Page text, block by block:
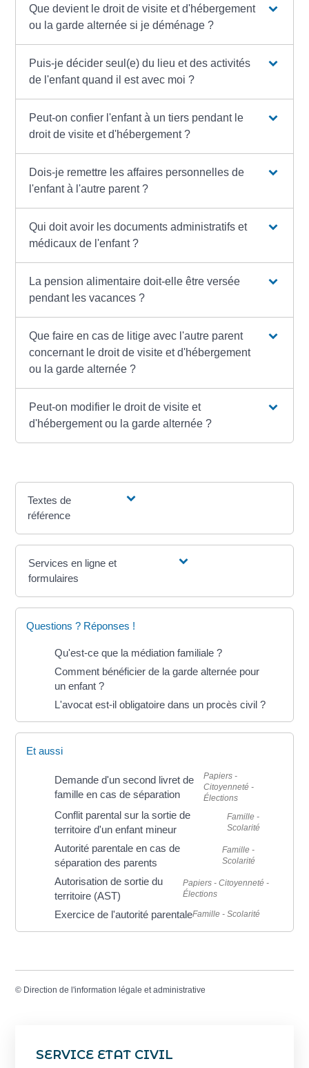
SERVICE ETAT CIVIL
Que devient le droit de visite et d'hébergement
ou la garde alternée si je déménage ?
Puis-je décider seul(e) du lieu et des activités
de l'enfant quand il est avec moi ?
Peut-on confier l'enfant à un tiers pendant le
droit de visite et d'hébergement ?
Dois-je remettre les affaires personnelles de
l'enfant à l'autre parent ?
Qui doit avoir les documents administratifs et
médicaux de l'enfant ?
La pension alimentaire doit-elle être versée
pendant les vacances ?
Que faire en cas de litige avec l'autre parent
concernant le droit de visite et d'hébergement
ou la garde alternée ?
Peut-on modifier le droit de visite et
d'hébergement ou la garde alternée ?
Textes de
référence
Services en ligne et
formulaires
Questions ? Réponses !
Qu'est-ce que la médiation familiale ?
Comment bénéficier de la garde alternée pour
un enfant ?
L'avocat est-il obligatoire dans un procès civil ?
Et aussi
Demande d'un second livret de
famille en cas de séparation
Papiers -
Citoyenneté -
Élections
Conflit parental sur la sortie de
territoire d'un enfant mineur
Famille -
Scolarité
Autorité parentale en cas de
séparation des parents
Famille -
Scolarité
Autorisation de sortie du
territoire (AST)
Papiers - Citoyenneté -
Élections
Exercice de l'autorité parentaleFamille - Scolarité
© Direction de l'information légale et administrative